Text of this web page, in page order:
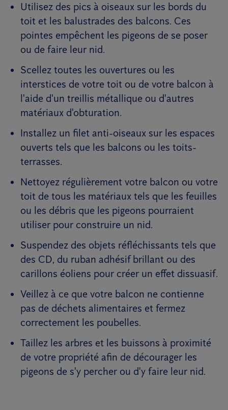
Utilisez des pics à oiseaux sur les bords du
toit et les balustrades des balcons. Ces
pointes empêchent les pigeons de se poser
ou de faire leur nid.
Scellez toutes les ouvertures ou les
interstices de votre toit ou de votre balcon à
l'aide d'un treillis métallique ou d'autres
matériaux d'obturation.
Installez un filet anti-oiseaux sur les espaces
ouverts tels que les balcons ou les toits-
terrasses.
Nettoyez régulièrement votre balcon ou votre
toit de tous les matériaux tels que les feuilles
ou les débris que les pigeons pourraient
utiliser pour construire un nid.
Suspendez des objets réfléchissants tels que
des CD, du ruban adhésif brillant ou des
carillons éoliens pour créer un effet dissuasif.
Veillez à ce que votre balcon ne contienne
pas de déchets alimentaires et fermez
correctement les poubelles.
Taillez les arbres et les buissons à proximité
de votre propriété afin de décourager les
pigeons de s'y percher ou d'y faire leur nid.